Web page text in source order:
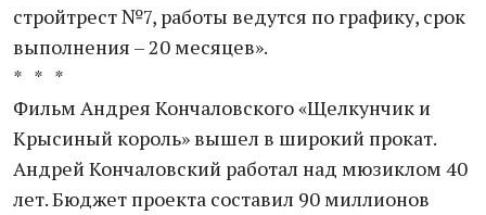
стройтрест №7, работы ведутся по графику, срок
выполнения – 20 месяцев».
* * *
Фильм Андрея Кончаловского «Щелкунчик и
Крысиный король» вышел в широкий прокат.
Андрей Кончаловский работал над мюзиклом 40
лет. Бюджет проекта составил 90 миллионов